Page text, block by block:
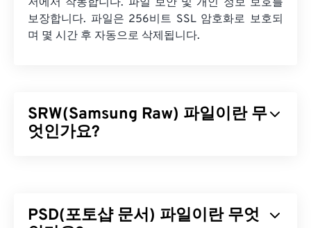
저에서 작동합니다. 파일 보안 및 개인 정보 보호를
보장합니다. 파일은 256비트 SSL 암호화로 보호되
며 몇 시간 후 자동으로 삭제됩니다.
SRW(Samsung Raw) 파일이란 무
엇인가요?
때문에 RAW 파일을 사용하는데, 이는 SRW 파일 형
PSD(포토샵 문서) 파일이란 무엇